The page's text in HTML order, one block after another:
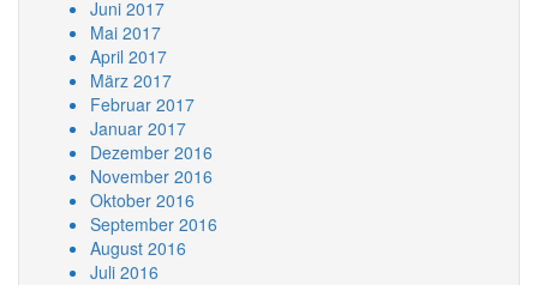
Juni 2017
Mai 2017
April 2017
März 2017
Februar 2017
Januar 2017
Dezember 2016
November 2016
Oktober 2016
September 2016
August 2016
Juli 2016